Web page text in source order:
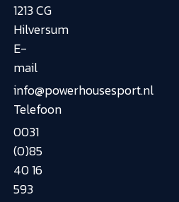
1213 CG
Hilversum
E-
mail
info@powerhousesport.nl
Telefoon
0031
(0)85
40 16
593